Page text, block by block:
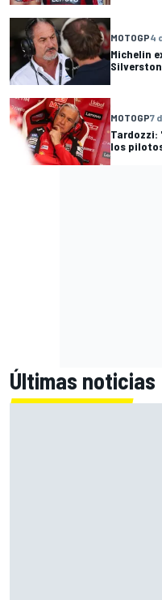
MOTOGP4
Michelin
MOTOGP7 d
Tardozzi:
los
Últimas noticias